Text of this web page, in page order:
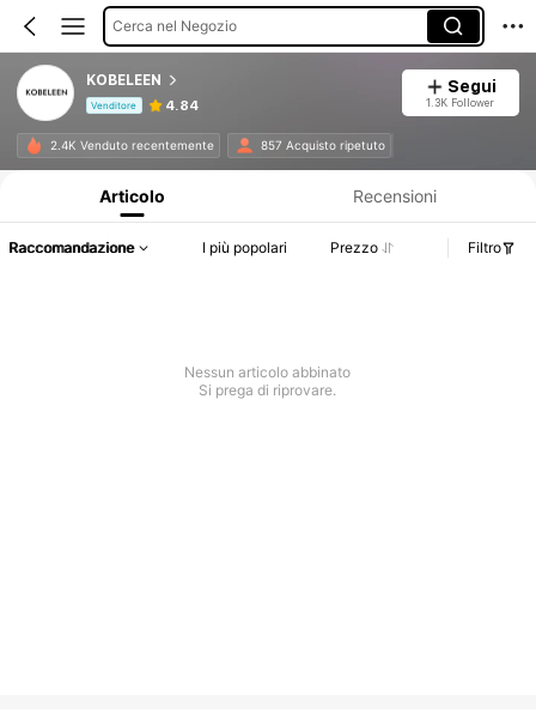
Cerca nel Negozio
KOBELEEN
Venditore 4.84
Segui
1.3K Follower
2.4K Venduto recentemente 857 Acquisto ripetuto
Articolo Recensioni
Raccomandazione I più popolari Prezzo Filtro
Nessun articolo abbinato
Si prega di riprovare.